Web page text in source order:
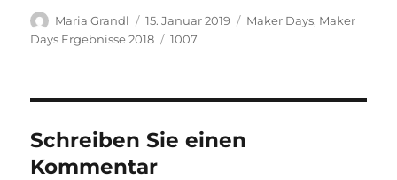
Autor
Maria Grandl
Veröffentlicht
am
15. Januar 2019 Kategorien
Maker Days, Maker
Days Ergebnisse 2018
Schlagwörter
1007
Schreiben Sie einen
Kommentar